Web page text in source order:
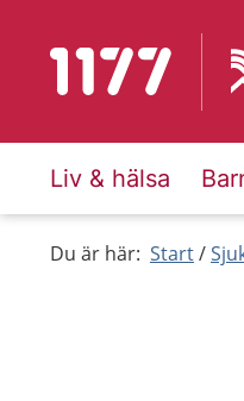
Till startsidan för
Liv & hälsa
Du är här: Start